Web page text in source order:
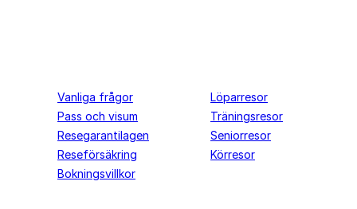
Vanliga frågor
Pass och visum
Resegarantilagen
Reseförsäkring
Bokningsvillkor
Löparresor
Träningsresor
Seniorresor
Körresor